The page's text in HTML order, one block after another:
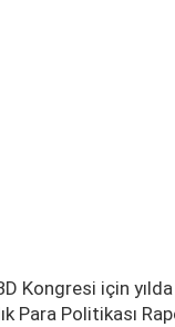
Kongresi için
Para Politikası